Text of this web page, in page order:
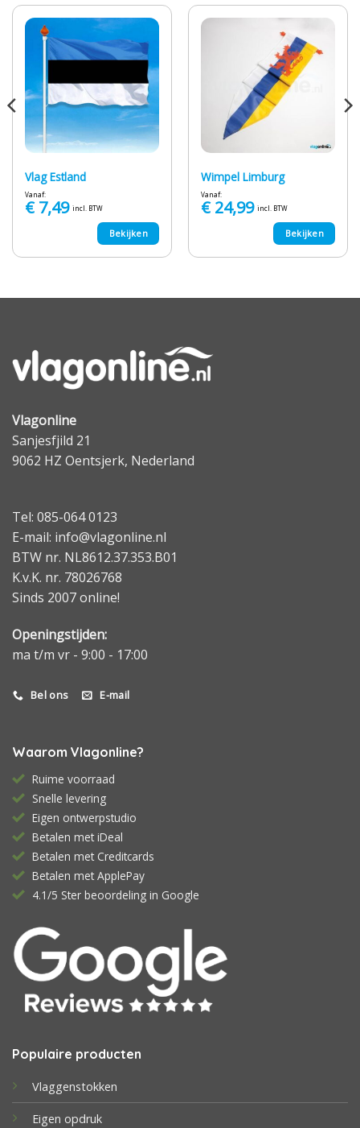
Vlag Estland
Vanaf:
€7,49 incl. BTW
Bekijken
Wimpel Limburg
Vanaf:
€24,99 incl. BTW
Bekijken
Vlagonline
Sanjesfjild 21
9062 HZ Oentsjerk, Nederland
Tel: 085-064 0123
E-mail: info@vlagonline.nl
BTW nr. NL8612.37.353.B01
K.v.K. nr. 78026768
Sinds 2007 online!
Openingstijden:
ma t/m vr - 9:00 - 17:00
Bel ons E-mail
Waarom Vlagonline?
Ruime voorraad
Snelle levering
Eigen ontwerpstudio
Betalen met iDeal
Betalen met Creditcards
Betalen met ApplePay
4.1/5 Ster beoordeling in Google
Populaire producten
Vlaggenstokken
Eigen opdruk